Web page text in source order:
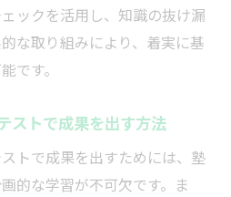
ックを活用し、知識の抜け漏
な取り組みにより、着実に基
です。
ストで成果を出す方法
トで成果を出すためには、塾
的な学習が不可欠です。ま